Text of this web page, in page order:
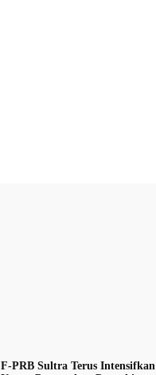
F-PRB Sultra Terus Intensifkan